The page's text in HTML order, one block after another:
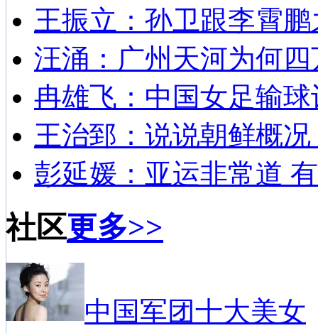
王振立：孙卫跟李霄
汪涌：广州天河为何
冉雄飞：中国女足输
王治郅：说说朝鲜概
彭延媛：亚运非常道
社区更多>>
中国军团十大美女